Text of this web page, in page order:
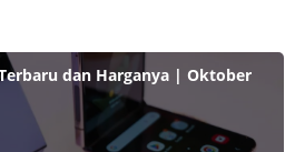
dan Harganya | Oktober